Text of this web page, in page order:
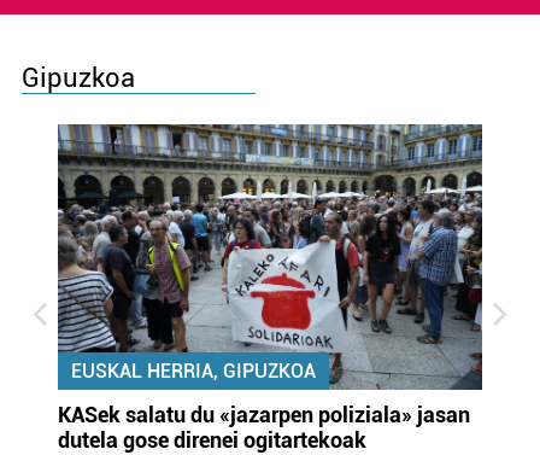
Gipuzkoa
EUSKAL HERRIA, GIPUZKOA
KASek salatu du «jazarpen poliziala» jasan
dutela gose direnei ogitartekoak